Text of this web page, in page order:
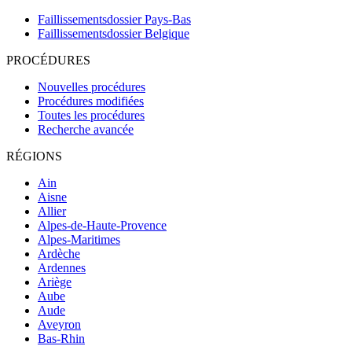
Faillissementsdossier Pays-Bas
Faillissementsdossier Belgique
PROCÉDURES
Nouvelles procédures
Procédures modifiées
Toutes les procédures
Recherche avancée
RÉGIONS
Ain
Aisne
Allier
Alpes-de-Haute-Provence
Alpes-Maritimes
Ardèche
Ardennes
Ariège
Aube
Aude
Aveyron
Bas-Rhin